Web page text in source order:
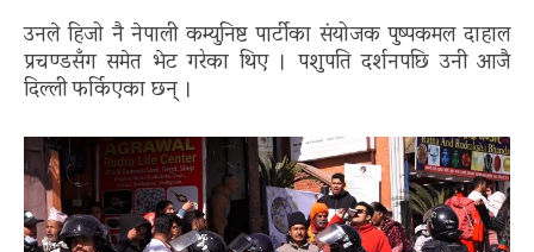
उनले हिजो नै नेपाली कम्युनिष्ट पार्टीका संयोजक पुष्पकमल दाहाल
प्रचण्डसँग समेत भेट गरेका थिए । पशुपति दर्शनपछि उनी आजै
दिल्ली फर्किएका छन् ।